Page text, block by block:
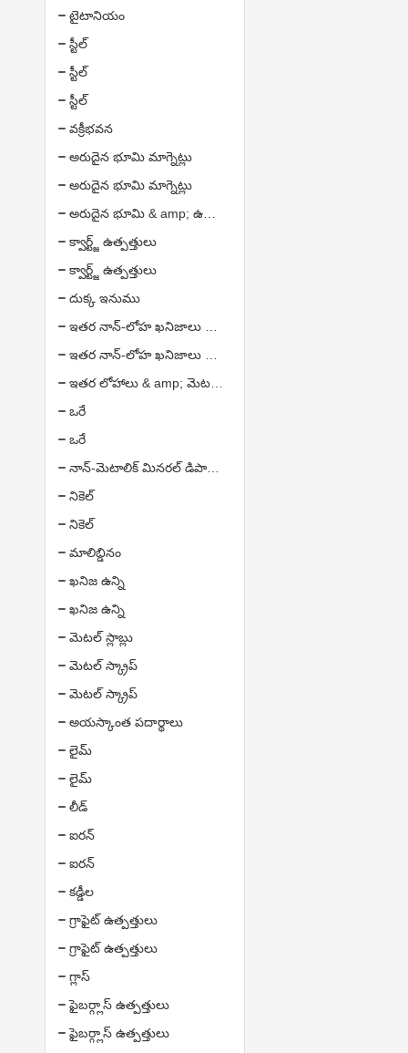
టైటానియం
స్టీల్
స్టీల్
స్టీల్
వక్రీభవన
అరుదైన భూమి మాగ్నెట్లు
అరుదైన భూమి మాగ్నెట్లు
క్వార్ట్జ్ ఉత్పత్తులు
క్వార్ట్జ్ ఉత్పత్తులు
దుక్క ఇనుము
ఒరే
ఒరే
నాన్-మెటాలిక్ మినరల్ డిపాజిట్
నికెల్
నికెల్
మాలిబ్డినం
ఖనిజ ఉన్ని
ఖనిజ ఉన్ని
మెటల్ స్లాబ్లు
మెటల్ స్క్రాప్
మెటల్ స్క్రాప్
అయస్కాంత పదార్థాలు
లైమ్
లైమ్
లీడ్
ఐరన్
ఐరన్
కడ్డీల
గ్రాఫైట్ ఉత్పత్తులు
గ్రాఫైట్ ఉత్పత్తులు
గ్లాస్
ఫైబర్గ్లాస్ ఉత్పత్తులు
ఫైబర్గ్లాస్ ఉత్పత్తులు